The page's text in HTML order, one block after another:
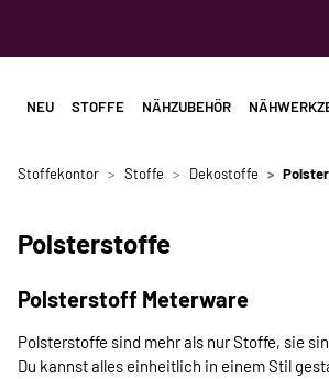
NEU STOFFE NÄHZUBEHÖR
Stoffekontor Stoffe Dekostoffe
Polsterstoffe
Polsterstoff Meterware
Polsterstoffe sind mehr als nur Stoffe, sie
Du kannst alles einheitlich in einem Stil